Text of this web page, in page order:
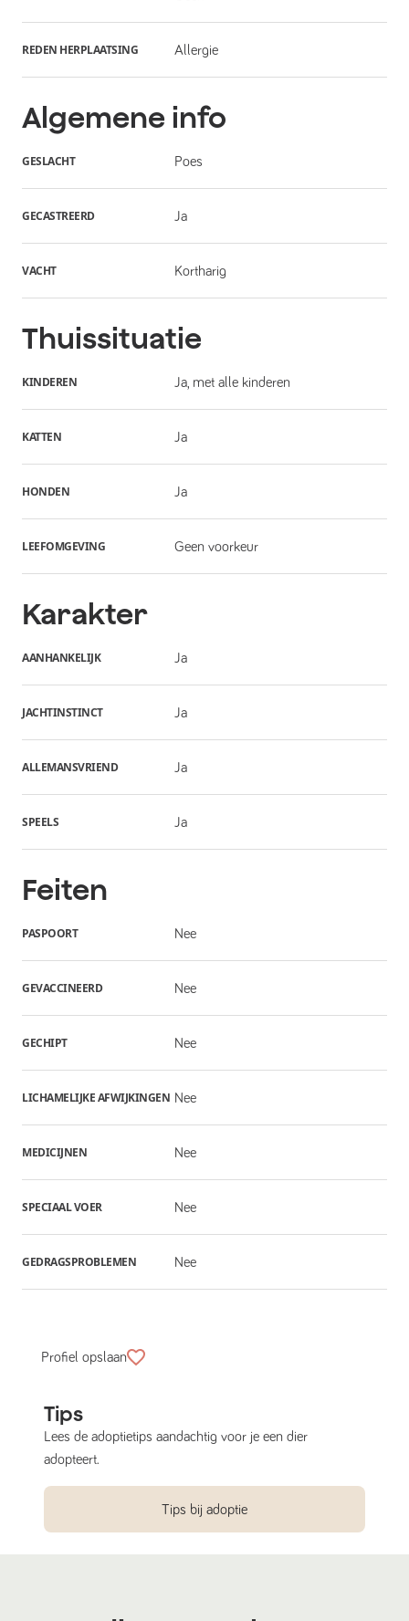
REDEN HERPLAATSING Allergie
Algemene info
GESLACHT Poes
GECASTREERD Ja
VACHT Kortharig
Thuissituatie
KINDEREN Ja, met alle kinderen
KATTEN Ja
HONDEN Ja
LEEFOMGEVING Geen voorkeur
Karakter
AANHANKELIJK Ja
JACHTINSTINCT Ja
ALLEMANSVRIEND Ja
SPEELS Ja
Feiten
PASPOORT Nee
GEVACCINEERD Nee
GECHIPT Nee
LICHAMELIJKE AFWIJKINGEN Nee
MEDICIJNEN Nee
SPECIAAL VOER Nee
GEDRAGSPROBLEMEN Nee
Profiel opslaan
Tips
Lees de adoptietips aandachtig voor je een dier
adopteert.
Tips bij adoptie